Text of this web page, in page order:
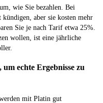
wie Sie bezahlen. Bei
aber sie kosten mehr
Sie je nach Tarif etwa 25%.
wollen, ist eine jährliche
echte Ergebnisse zu
mit Platin gut